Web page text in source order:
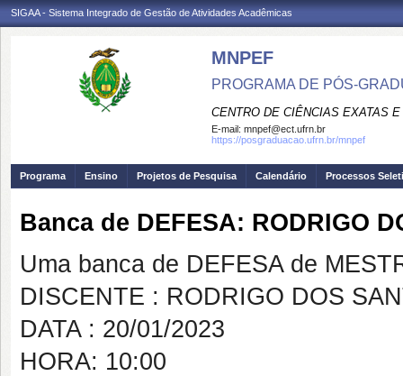
SIGAA - Sistema Integrado de Gestão de Atividades Acadêmicas
MNPEF
PROGRAMA DE PÓS-
CENTRO DE CIÊNCIAS EXATAS
E-mail: mnpef@ect.ufrn.br
https://posgraduacao.ufrn.br/mnpef
Programa Ensino Projetos de Pesquisa Calendário Processos
Banca de DEFESA: RODRIGO
Uma banca de DEFESA de
DISCENTE : RODRIGO DOS
DATA : 20/01/2023
HORA: 10:00